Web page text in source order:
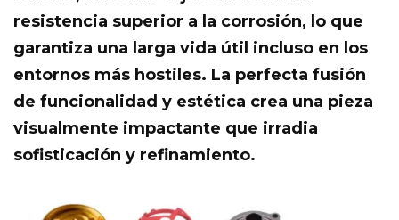
resistencia superior a la corrosión, lo que
garantiza una larga vida útil incluso en los
entornos más hostiles. La perfecta fusión
de funcionalidad y estética crea una pieza
visualmente impactante que irradia
sofisticación y refinamiento.